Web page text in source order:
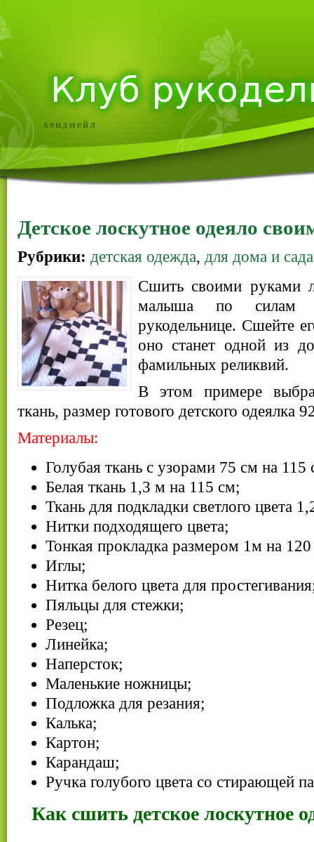
хендмейл
Детское лоскутное одеяло
Рубрики: детская одежда, для дома и сада
Сшить своими руками
малыша по силам
рукодельнице. Сшейте
оно станет одной из
фамильных реликвий.
В этом примере
ткань, размер готового детского одеялка
Материалы:
Голубая ткань с узорами 75 см на 115
Белая ткань 1,3 м на 115 см;
Ткань для подкладки светлого цвета
Нитки подходящего цвета;
Тонкая прокладка размером 1м на
Иглы;
Нитка белого цвета для
Пяльцы для стежки;
Резец;
Линейка;
Наперсток;
Маленькие ножницы;
Подложка для резания;
Калька;
Картон;
Карандаш;
Ручка голубого цвета со стирающей
Как сшить детское лоскутное